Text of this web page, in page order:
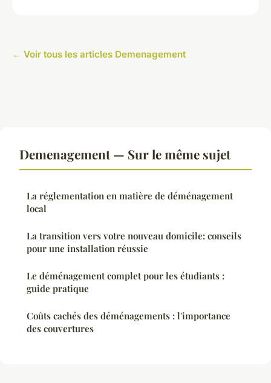
← Voir tous les articles Demenagement
Demenagement — Sur le même sujet
La réglementation en matière de déménagement
local
La transition vers votre nouveau domicile: conseils
pour une installation réussie
Le déménagement complet pour les étudiants :
guide pratique
Coûts cachés des déménagements : l'importance
des couvertures